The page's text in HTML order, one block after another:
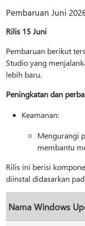
Pembaruan Juni
Rilis 15 Juni
Pembaruan berikut
Studio yang
lebih baru.
Peningkatan dan
Keamanan:
Mengurangi
membantu
Rilis ini berisi
diinstal didasarkan
Nama Windows